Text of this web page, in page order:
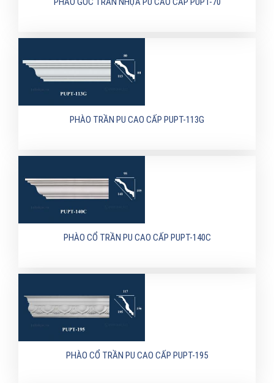
PHÀO TRẦN PU CAO CẤP PUPT-113G
PHÀO CỔ TRẦN PU CAO CẤP PUPT-140C
PHÀO CỔ TRẦN PU CAO CẤP PUPT-195